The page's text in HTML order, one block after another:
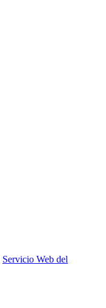
Servicio Web del